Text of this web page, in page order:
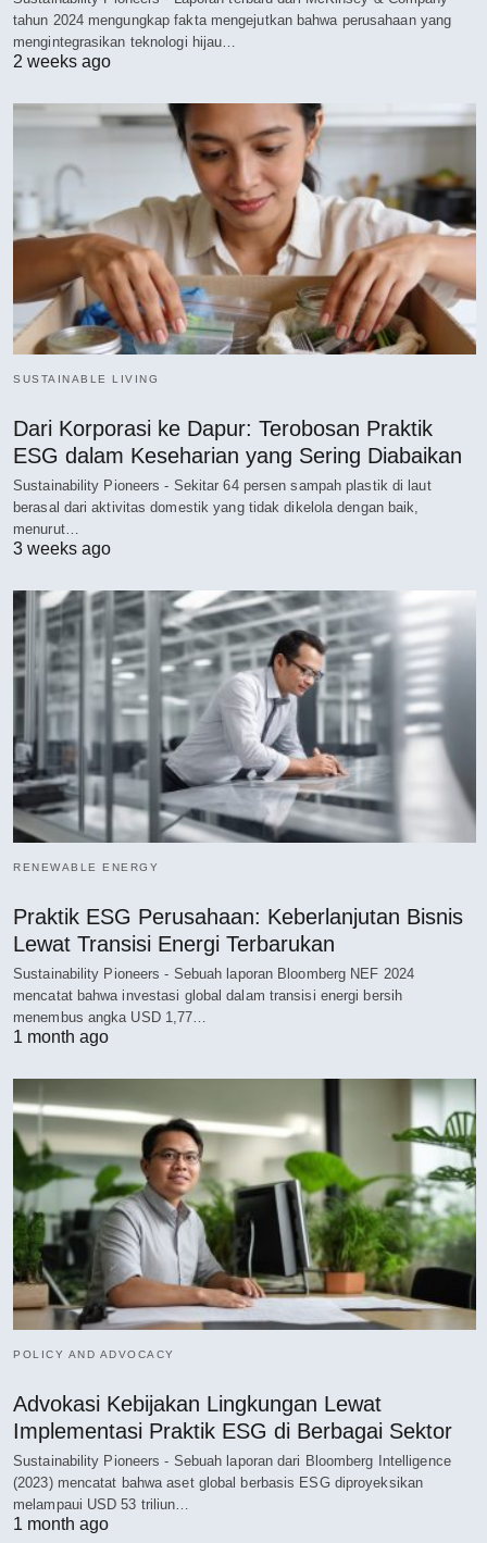
tahun 2024 mengungkap fakta mengejutkan bahwa perusahaan yang
mengintegrasikan teknologi hijau…
2 weeks ago
SUSTAINABLE LIVING
Dari Korporasi ke Dapur: Terobosan Praktik
ESG dalam Keseharian yang Sering Diabaikan
Sustainability Pioneers - Sekitar 64 persen sampah plastik di laut
berasal dari aktivitas domestik yang tidak dikelola dengan baik,
menurut…
3 weeks ago
RENEWABLE ENERGY
Praktik ESG Perusahaan: Keberlanjutan Bisnis
Lewat Transisi Energi Terbarukan
Sustainability Pioneers - Sebuah laporan Bloomberg NEF 2024
mencatat bahwa investasi global dalam transisi energi bersih
menembus angka USD 1,77…
1 month ago
POLICY AND ADVOCACY
Advokasi Kebijakan Lingkungan Lewat
Implementasi Praktik ESG di Berbagai Sektor
Sustainability Pioneers - Sebuah laporan dari Bloomberg Intelligence
(2023) mencatat bahwa aset global berbasis ESG diproyeksikan
melampaui USD 53 triliun…
1 month ago